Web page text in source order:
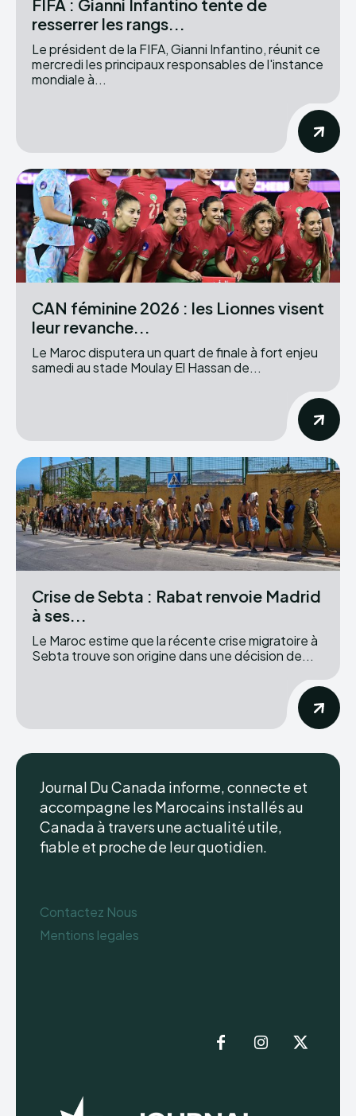
FIFA : Gianni Infantino tente de
resserrer les rangs...
Le président de la FIFA, Gianni Infantino, réunit ce
mercredi les principaux responsables de l'instance
mondiale à...
CAN féminine 2026 : les Lionnes visent
leur revanche...
Le Maroc disputera un quart de finale à fort enjeu
samedi au stade Moulay El Hassan de...
Crise de Sebta : Rabat renvoie Madrid
à ses...
Le Maroc estime que la récente crise migratoire à
Sebta trouve son origine dans une décision de...
Journal Du Canada informe, connecte et
accompagne les Marocains installés au
Canada à travers une actualité utile,
fiable et proche de leur quotidien.
Contactez Nous
Mentions legales